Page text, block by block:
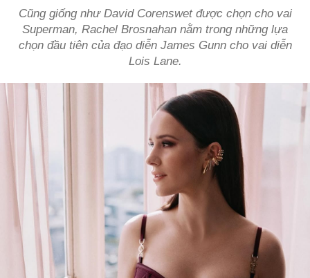
Cũng giống như David Corenswet được chọn cho vai
Superman, Rachel Brosnahan nằm trong những lựa
chọn đầu tiên của đạo diễn James Gunn cho vai diễn
Lois Lane.